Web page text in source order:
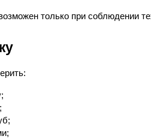
только при соблюдении